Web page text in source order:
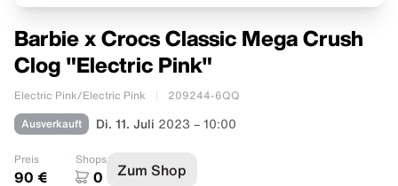
Barbie x Crocs Classic Mega Crush
Clog "Electric Pink"
Electric Pink/Electric Pink 209244-6QQ
Ausverkauft Di. 11. Juli 2023 – 10:00
Preis
90 €
Shops
0 Zum Shop